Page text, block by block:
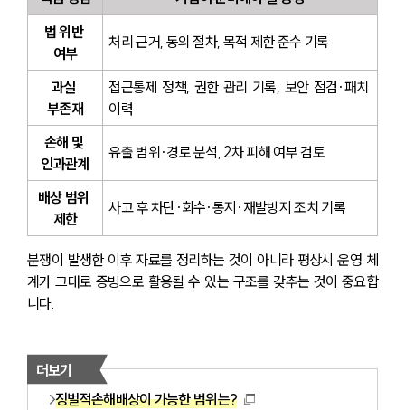
법 위반
여부
처리 근거, 동의 절차, 목적 제한 준수 기록
과실
부존재
접근통제 정책, 권한 관리 기록, 보안 점검·패치
이력
손해 및
인과관계
유출 범위·경로 분석, 2차 피해 여부 검토
배상 범위
제한
사고 후 차단·회수·통지·재발방지 조치 기록
분쟁이 발생한 이후 자료를 정리하는 것이 아니라 평상시 운영 체
계가 그대로 증빙으로 활용될 수 있는 구조를 갖추는 것이 중요합
니다.
더보기
징벌적손해배상이 가능한 범위는?